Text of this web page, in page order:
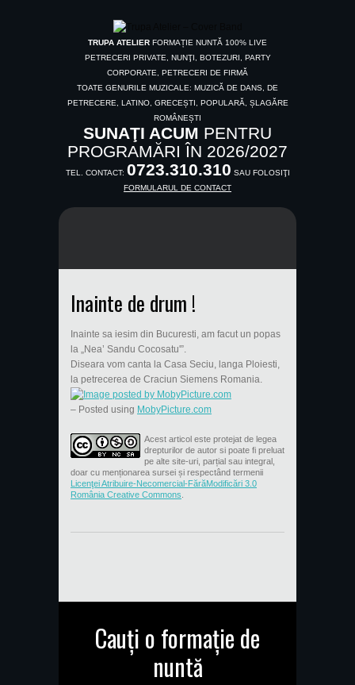
TRUPA ATELIER FORMAȚIE NUNTĂ 100% LIVE
PETRECERI PRIVATE, NUNŢI, BOTEZURI, PARTY
CORPORATE, PETRECERI DE FIRMĂ
TOATE GENURILE MUZICALE: MUZICĂ DE DANS, DE
PETRECERE, LATINO, GRECEȘTI, POPULARĂ, ȘLAGĂRE
ROMÂNEȘTI
SUNAŢI ACUM PENTRU
PROGRAMĂRI ÎN 2026/2027
TEL. CONTACT: 0723.310.310 SAU FOLOSIŢI
FORMULARUL DE CONTACT
Inainte de drum !
Inainte sa iesim din Bucuresti, am facut un popas
la „Nea’ Sandu Cocosatu'”.
Diseara vom canta la Casa Seciu, langa Ploiesti,
la petrecerea de Craciun Siemens Romania.
– Posted using MobyPicture.com
Acest articol este protejat de legea
drepturilor de autor si poate fi preluat
pe alte site-uri, parțial sau integral,
doar cu menționarea sursei și respectând termenii
Licenţei Atribuire-Necomercial-FărăModificări 3.0
România Creative Commons
Cauți o formație de
nuntă